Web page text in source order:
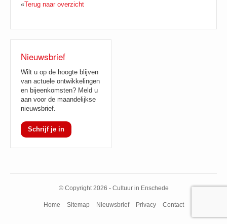
«Terug naar overzicht
Nieuwsbrief
Wilt u op de hoogte blijven
van actuele ontwikkelingen
en bijeenkomsten? Meld u
aan voor de maandelijkse
nieuwsbrief.
Schrijf je in
© Copyright 2026 - Cultuur in Enschede
Home Sitemap Nieuwsbrief Privacy Contact